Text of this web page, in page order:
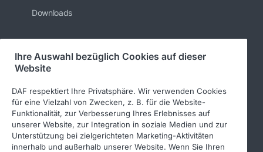
Downloads
Folgen Sie uns
Ihre Auswahl bezüglich Cookies auf dieser
Website
DAF respektiert Ihre Privatsphäre. Wir verwenden Cookies
für eine Vielzahl von Zwecken, z. B. für die Website-
Funktionalität, zur Verbesserung Ihres Erlebnisses auf
unserer Website, zur Integration in soziale Medien und zur
Unterstützung bei zielgerichteten Marketing-Aktivitäten
innerhalb und außerhalb unserer Website. Wenn Sie Ihren